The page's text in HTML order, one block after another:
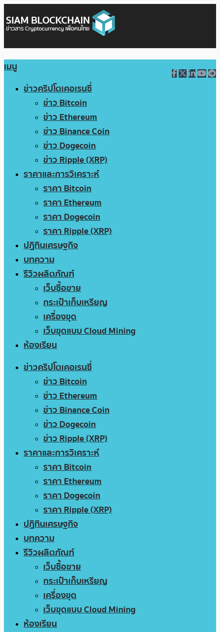
เมนู
ข่าวคริปโตเคอเรนซี่
ข่าว Bitcoin
ข่าว Ethereum
ข่าว Binance Coin
ข่าว Dogecoin
ข่าว Ripple (XRP)
ราคาและการวิเคราะห์
ราคา Bitcoin
ราคา Ethereum
ราคา Dogecoin
ราคา Ripple (XRP)
ปฏิทินเศรษฐกิจ
บทความ
รีวิวผลิตภัณฑ์
เว็บซื้อขาย
กระเป๋าเก็บเหรียญ
เครื่องขุด
เว็บขุดแบบ Cloud Mining
ห้องเรียน
ข่าวคริปโตเคอเรนซี่
ข่าว Bitcoin
ข่าว Ethereum
ข่าว Binance Coin
ข่าว Dogecoin
ข่าว Ripple (XRP)
ราคาและการวิเคราะห์
ราคา Bitcoin
ราคา Ethereum
ราคา Dogecoin
ราคา Ripple (XRP)
ปฏิทินเศรษฐกิจ
บทความ
รีวิวผลิตภัณฑ์
เว็บซื้อขาย
กระเป๋าเก็บเหรียญ
เครื่องขุด
เว็บขุดแบบ Cloud Mining
ห้องเรียน